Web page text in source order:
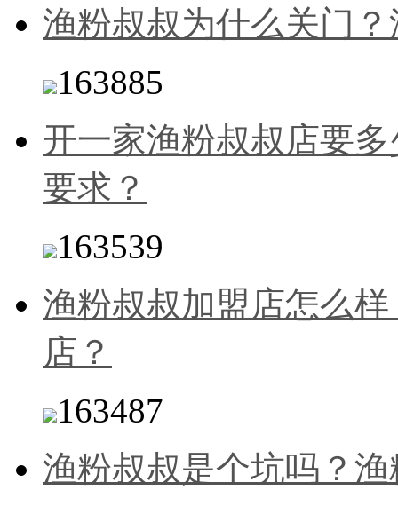
渔粉叔叔为什么关门
163885
开一家渔粉叔叔店要
要求？
163539
渔粉叔叔加盟店怎么
店？
163487
渔粉叔叔是个坑吗？